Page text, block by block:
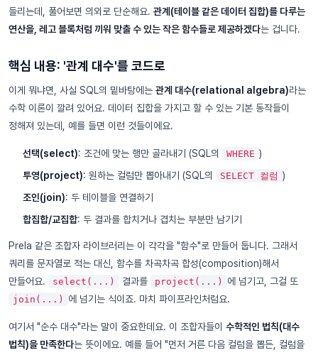
들리는데, 풀어보면 의외로 단순해요. 관계(테이블 같은 데이터 집합)를 다루는
연산을, 레고 블록처럼 끼워 맞출 수 있는 작은 함수들로 제공하겠다는 겁니다.
핵심 내용: '관계 대수'를 코드로
이게 뭐냐면, 사실 SQL의 밑바탕에는 관계 대수(relational algebra)라는
수학 이론이 깔려 있어요. 데이터 집합을 가지고 할 수 있는 기본 동작들이
정해져 있는데, 예를 들면 이런 것들이에요.
선택(select): 조건에 맞는 행만 골라내기 (SQL의 WHERE )
투영(project): 원하는 컬럼만 뽑아내기 (SQL의 SELECT 컬럼 )
조인(join): 두 테이블을 연결하기
합집합/교집합: 두 결과를 합치거나 겹치는 부분만 남기기
Prela 같은 조합자 라이브러리는 이 각각을 "함수"로 만들어 둡니다. 그래서
쿼리를 문자열로 적는 대신, 함수를 차곡차곡 합성(composition)해서
만들어요.
select(...) 결과를 project(...) 에 넘기고, 그걸 또
join(...) 에 넘기는 식이죠. 마치 파이프라인처럼요.
여기서 "순수 대수"라는 말이 중요한데요. 이 조합자들이 수학적인 법칙(대수
법칙)을 만족한다는 뜻이에요. 예를 들어 "먼저 거른 다음 컬럼을 뽑든, 컬럼을